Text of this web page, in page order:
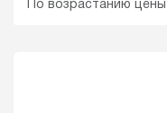
По возрастанию цены